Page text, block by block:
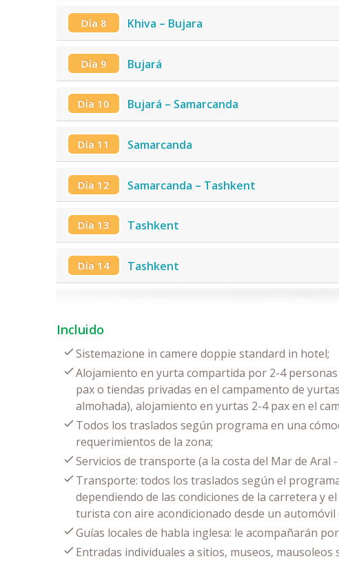
Día 8 Khiva – Bujara
Día 9 Bujará
Día 10 Bujará – Samarсanda
Día 11 Samarcanda
Día 12 Samarcanda – Tashkent
Día 13 Tashkent
Día 14 Tashkent
Incluido
Sistemazione in camere doppie standard in hotel;
Alojamiento en yurta compartida por 2-4
pax o tiendas privadas en el campamento de
almohada), alojamiento en yurtas 2-4 pax en el
Todos los traslados según programa en una
requerimientos de la zona;
Servicios de transporte (a la costa del Mar de Aral -
Transporte: todos los traslados según el
dependiendo de las condiciones de la carretera y
turista con aire acondicionado desde un
Guías locales de habla inglesa: le acompañarán
Entradas individuales a sitios, museos, mausoleos